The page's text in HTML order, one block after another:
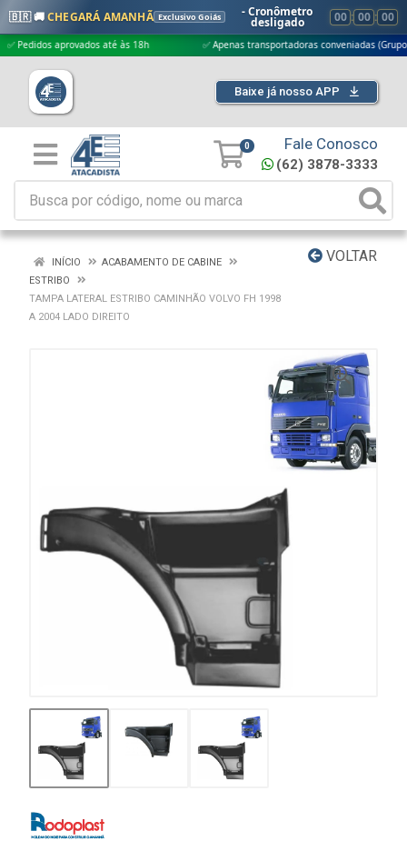
🇧🇷 🚚CHEGARÁ AMANHÃ Exclusivo Goiás - Cronômetro
desligado 00 : 00 : 00
aprovados até às 18h ✅ Apenas transportadoras conveniadas (Grupo G5)
Baixe já nosso APP
0 Fale Conosco
(62) 3878-3333
VOLTAR
INÍCIO
ACABAMENTO DE CABINE
ESTRIBO
TAMPA LATERAL ESTRIBO CAMINHÃO VOLVO FH 1998
A 2004 LADO DIREITO